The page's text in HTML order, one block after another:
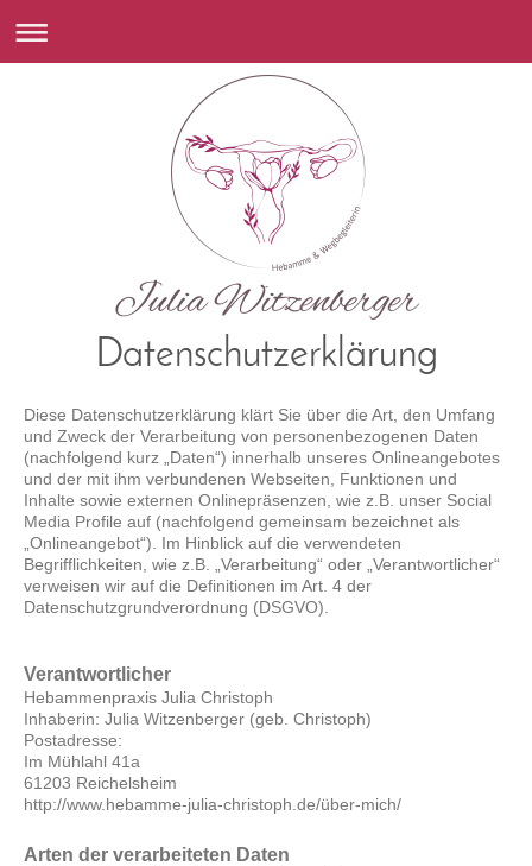
Datenschutzerklärung
Diese Datenschutzerklärung klärt Sie über die Art, den Umfang
und Zweck der Verarbeitung von personenbezogenen Daten
(nachfolgend kurz „Daten“) innerhalb unseres Onlineangebotes
und der mit ihm verbundenen Webseiten, Funktionen und
Inhalte sowie externen Onlinepräsenzen, wie z.B. unser Social
Media Profile auf (nachfolgend gemeinsam bezeichnet als
„Onlineangebot“). Im Hinblick auf die verwendeten
Begrifflichkeiten, wie z.B. „Verarbeitung“ oder „Verantwortlicher“
verweisen wir auf die Definitionen im Art. 4 der
Datenschutzgrundverordnung (DSGVO).
Verantwortlicher
Hebammenpraxis Julia Christoph
Inhaberin: Julia Witzenberger (geb. Christoph)
Postadresse:
Im Mühlahl 41a
61203 Reichelsheim
http://www.hebamme-julia-christoph.de/über-mich/
Arten der verarbeiteten Daten